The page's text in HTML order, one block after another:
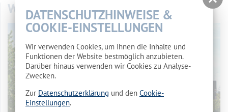
WOHNHEIM
DATENSCHUTZHINWEISE &
COOKIE-EINSTELLUNGEN
Wir verwenden Cookies, um Ihnen die Inhalte und
Funktionen der Website bestmöglich anzubieten.
Darüber hinaus verwenden wir Cookies zu Analyse-
Zwecken.
Zur Datenschutzerklärung und den Cookie-
Einstellungen.